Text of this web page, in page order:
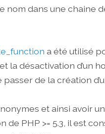
nom dans une chaine
a été utilisé
la désactivation d’un
de la création
et ainsi avoir
PHP >= 5.3, il est